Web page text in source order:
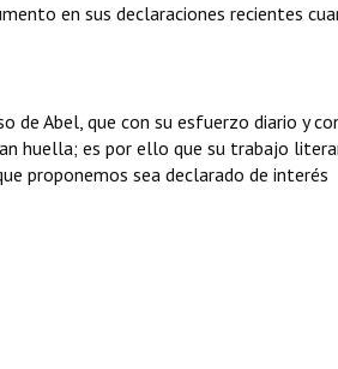
en sus declaraciones recientes
de Abel, que con su esfuerzo diario y
huella; es por ello que su trabajo
proponemos sea declarado de interés